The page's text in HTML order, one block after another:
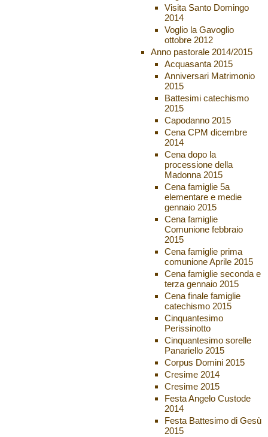
Visita Santo Domingo
2014
Voglio la Gavoglio
ottobre 2012
Anno pastorale 2014/2015
Acquasanta 2015
Anniversari Matrimonio
2015
Battesimi catechismo
2015
Capodanno 2015
Cena CPM dicembre
2014
Cena dopo la
processione della
Madonna 2015
Cena famiglie 5a
elementare e medie
gennaio 2015
Cena famiglie
Comunione febbraio
2015
Cena famiglie prima
comunione Aprile 2015
Cena famiglie seconda e
terza gennaio 2015
Cena finale famiglie
catechismo 2015
Cinquantesimo
Perissinotto
Cinquantesimo sorelle
Panariello 2015
Corpus Domini 2015
Cresime 2014
Cresime 2015
Festa Angelo Custode
2014
Festa Battesimo di Gesù
2015